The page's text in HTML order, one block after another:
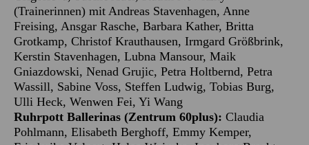
(Trainerinnen) mit Andreas Stavenhagen, Anne
Freising, Ansgar Rasche, Barbara Kather, Britta
Grotkamp, Christof Krauthausen, Irmgard Größbrink,
Kerstin Stavenhagen, Lubna Mansour, Maik
Gniazdowski, Nenad Grujic, Petra Holtbernd, Petra
Wassill, Sabine Voss, Steffen Ludwig, Tobias Burg,
Ulli Heck, Wenwen Fei, Yi Wang
Ruhrpott Ballerinas (Zentrum 60plus): Claudia
Pohlmann, Elisabeth Berghoff, Emmy Kemper,